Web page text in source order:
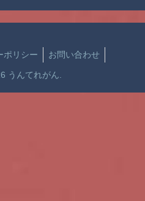
ポリシー お問い合わせ
うんてれがん.